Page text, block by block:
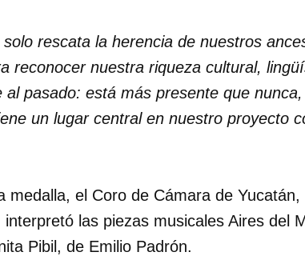
rescata la herencia de nuestros
reconocer nuestra riqueza cultural,
pasado: está más presente que
un lugar central en nuestro proyecto
medalla, el Coro de Cámara de Yucatán,
las piezas musicales Aires del
Pibil, de Emilio Padrón.